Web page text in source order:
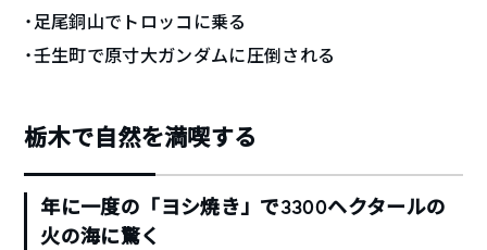
・足尾銅山でトロッコに乗る
・壬生町で原寸大ガンダムに圧倒される
栃木で自然を満喫する
年に一度の「ヨシ焼き」で3300ヘクタールの
火の海に驚く